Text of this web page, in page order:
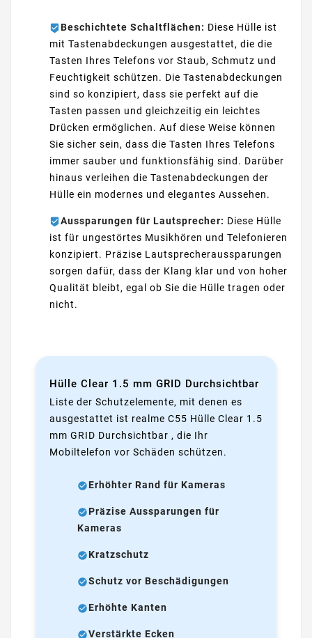
Beschichtete Schaltflächen: Diese Hülle ist
mit Tastenabdeckungen ausgestattet, die die
Tasten Ihres Telefons vor Staub, Schmutz und
Feuchtigkeit schützen. Die Tastenabdeckungen
sind so konzipiert, dass sie perfekt auf die
Tasten passen und gleichzeitig ein leichtes
Drücken ermöglichen. Auf diese Weise können
Sie sicher sein, dass die Tasten Ihres Telefons
immer sauber und funktionsfähig sind. Darüber
hinaus verleihen die Tastenabdeckungen der
Hülle ein modernes und elegantes Aussehen.
Aussparungen für Lautsprecher: Diese Hülle
ist für ungestörtes Musikhören und Telefonieren
konzipiert. Präzise Lautsprecheraussparungen
sorgen dafür, dass der Klang klar und von hoher
Qualität bleibt, egal ob Sie die Hülle tragen oder
nicht.
Hülle Clear 1.5 mm GRID Durchsichtbar
Liste der Schutzelemente, mit denen es
ausgestattet ist realme C55 Hülle Clear 1.5
mm GRID Durchsichtbar , die Ihr
Mobiltelefon vor Schäden schützen.
Erhöhter Rand für Kameras
Präzise Aussparungen für
Kameras
Kratzschutz
Schutz vor Beschädigungen
Erhöhte Kanten
Verstärkte Ecken